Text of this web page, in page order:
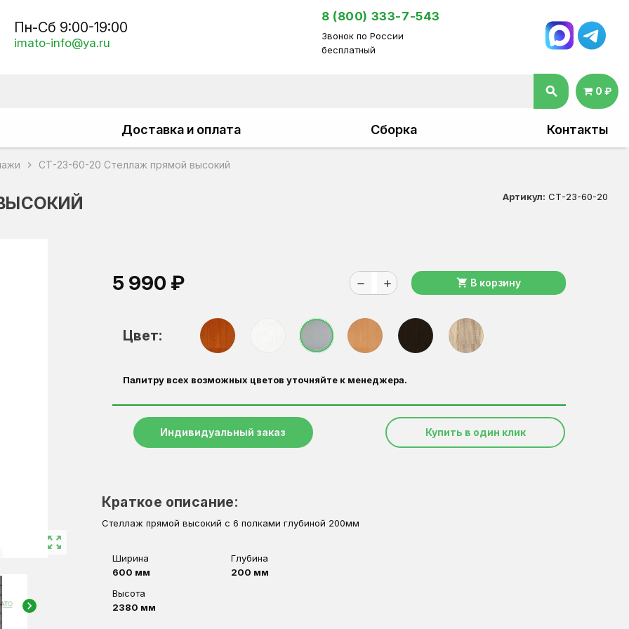
Пн-Сб 9:00-19:00
imato-info@ya.ru
8 (800) 333-7-543
Звонок по России
бесплатный
search 0 ₽
Доставка и оплата Сборка Контакты
chevron_right СТ-23-60-20 Стеллаж прямой высокий
Артикул: СТ-23-60-20
zoom_out_map
chevron_right
5 990 ₽ remove add shopping_cart В корзину
Цвет:
Палитру всех возможных цветов уточняйте к менеджера.
Индивидуальный заказ Купить в один клик
Краткое описание:
Стеллаж прямой высокий с 6 полками глубиной 200мм
Ширина
600 мм
Глубина
200 мм
Высота
2380 мм